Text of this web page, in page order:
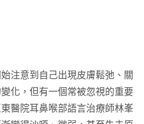
注意到自己出現皮膚鬆弛、關
化，但有一個常被忽視的重要
醫院耳鼻喉部語言治療師林峯